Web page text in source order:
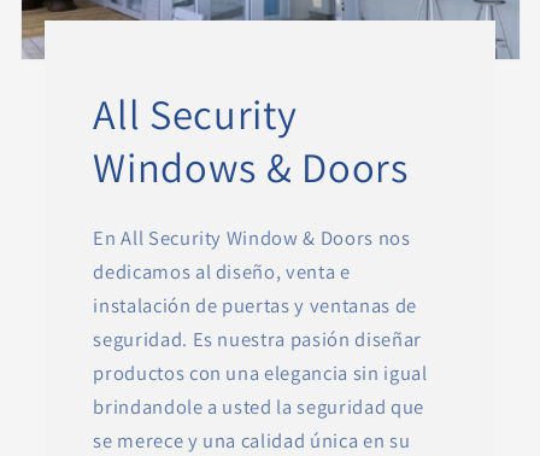
All Security
Windows & Doors
En All Security Window & Doors nos
dedicamos al diseño, venta e
instalación de puertas y ventanas de
seguridad. Es nuestra pasión diseñar
productos con una elegancia sin igual
brindandole a usted la seguridad que
se merece y una calidad única en su